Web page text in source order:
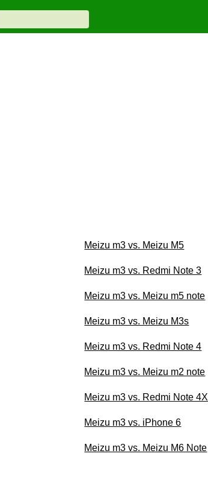
Meizu m3 vs. Meizu M5
Meizu m3 vs. Redmi Note 3
Meizu m3 vs. Meizu m5 note
Meizu m3 vs. Meizu M3s
Meizu m3 vs. Redmi Note 4
Meizu m3 vs. Meizu m2 note
Meizu m3 vs. Redmi Note 4X
Meizu m3 vs. iPhone 6
Meizu m3 vs. Meizu M6 Note